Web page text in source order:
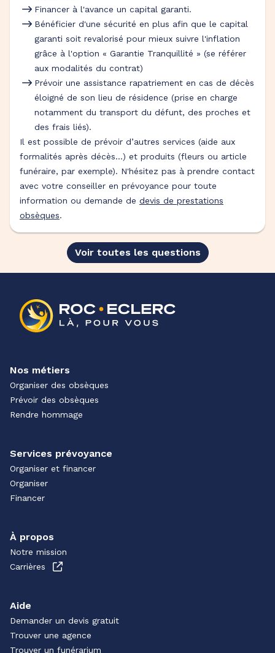
Financer à l'avance un capital garanti.
Bénéficier d'une sécurité en plus afin que le capital
garanti soit revalorisé pour mieux suivre l'inflation
grâce à l'option « Garantie Tranquillité » (se référer
aux modalités du contrat)
Prévoir une assistance rapatriement en cas de décès
éloigné de son lieu de résidence (prise en charge
notamment du transport du défunt, des proches et
des frais liés).
Il est possible de prévoir d’autres services (aide aux
formalités après décès…) et produits (fleurs ou article
funéraire, par exemple). N'hésitez pas à prendre contact
avec votre conseiller en prévoyance pour toute
information ou demande de devis de prestations
obsèques.
Voir toutes les questions
Nos métiers
Organiser des obsèques
Prévoir des obsèques
Rendre hommage
Services prévoyance
Organiser et financer
Organiser
Financer
À propos
Notre mission
Carrières
Aide
Demander un devis gratuit
Trouver une agence
Trouver un funérarium